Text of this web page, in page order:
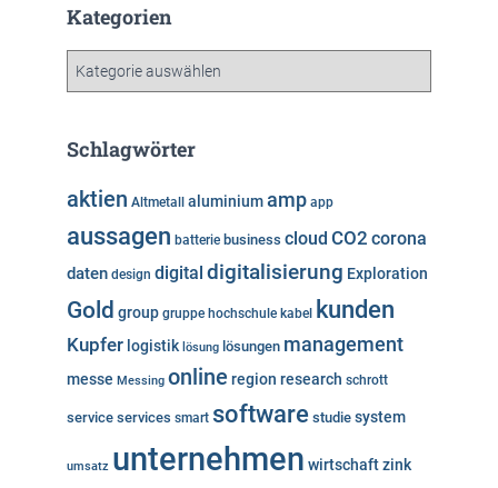
h
Kategorien
g
r
i
n
Schlagwörter
aktien Altmetall aluminiumamp app
aussagen batterie business cloud CO2 corona
daten design digital digitalisierung Exploration
Gold group gruppe hochschule kabel kunden
Kupfer logistik lösung lösungen management
messe Messing online region research schrott
service services smart software studie system
umsatz unternehmen wirtschaftzink